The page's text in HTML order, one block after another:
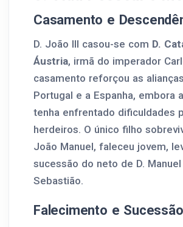
Casamento e
D. João III casou-se com D.
Áustria, irmã do imperador
casamento reforçou as
Portugal e a Espanha, embora
tenha enfrentado dificuldades
herdeiros. O único filho
João Manuel, faleceu jovem,
sucessão do neto de D. Manuel
Sebastião.
Falecimento e Sucessão